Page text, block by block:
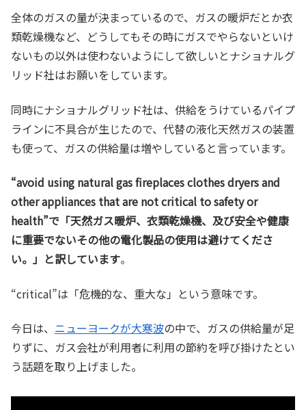
全体のガスの量が決まっているので、ガスの暖炉だとか衣
類乾燥機など、どうしてもその時にガスでやらないといけ
ないもの以外は使わないようにして欲しいとナショナルグ
リッド社はお願いをしています。
同時にナショナルグリッド社は、供給をうけているパイプ
ラインに不具合が生じたので、代替の液化天然ガスの装置
も使って、ガスの供給量は増やしていると言っています。
“avoid using natural gas fireplaces clothes dryers and
other appliances that are not critical to safety or
health”で「天然ガス暖炉、衣類乾燥機、及び安全や健康
に重要でないその他の電化製品の使用は避けてくださ
い。」と訳しています。
“critical”は「危機的な、重大な」という意味です。
今日は、 ニューヨークが大寒波の中で、ガスの供給量が足
りずに、ガス会社が利用者に利用の節約を呼び掛けたとい
う話題を取り上げました。